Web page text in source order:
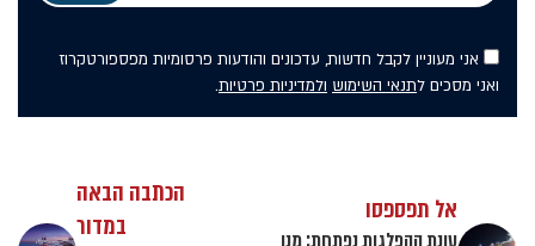
אני מעוניין לקבל חדשות, עדכונים והודעות פרסומיות מפספורטקרוז
ואני מסכים לתנאי השימוש ולמדיניות פרטיות.
אל תפספסו
הכתבה הבאה
במדור